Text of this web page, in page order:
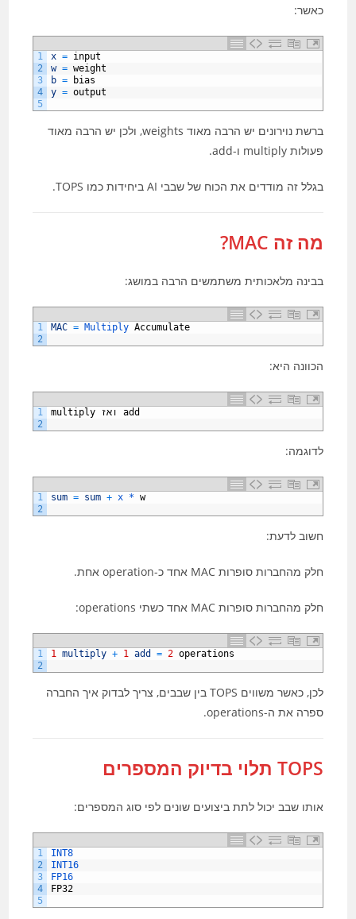
כאשר:
1
2
3
4
5
x = input
w = weight
b =
bias
y = output
ברשת נוירונים יש הרבה מאוד weights, ולכן יש הרבה מאוד
פעולות multiply ו-add.
בגלל זה מודדים את הכוח של שבבי AI ביחידות כמו TOPS.
מה זה MAC?
בבינה מלאכותית משתמשים הרבה במושג:
1
2
MAC = Multiply Accumulate
הכוונה היא:
1
2
multiply ואז add
לדוגמה:
1
2
sum = sum + x * w
חשוב לדעת:
חלק מהחברות סופרות MAC אחד כ-operation אחת.
חלק מהחברות סופרות MAC אחד כשתי operations:
1
2
1 multiply + 1 add = 2 operations
לכן, כאשר משווים TOPS בין שבבים, צריך לבדוק איך החברה
ספרה את ה-operations.
TOPS תלוי בדיוק המספרים
אותו שבב יכול לתת ביצועים שונים לפי סוג המספרים:
1
2
3
4
5
INT8
INT16
FP16
FP32